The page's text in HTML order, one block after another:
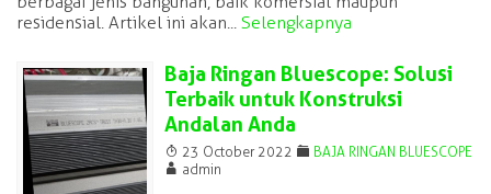
residensial. Artikel ini akan... Selengkapnya
Baja Ringan Bluescope: Solusi
Terbaik untuk Konstruksi
Andalan Anda
T 23 October 2022 F BAJA RINGAN BLUESCOPE
A admin